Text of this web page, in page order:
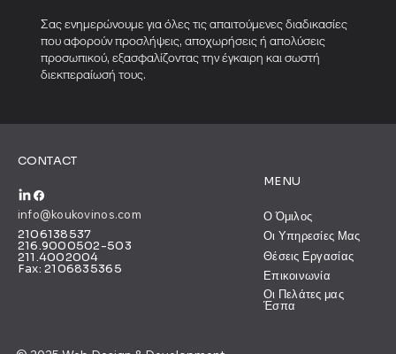
Σας ενημερώνουμε για όλες τις απαιτούμενες διαδικασίες
που αφορούν προσλήψεις, αποχωρήσεις ή απολύσεις
προσωπικού, εξασφαλίζοντας την έγκαιρη και σωστή
διεκπεραίωσή τους.
CONTACT
info@koukovinos.com
2106138537
216.9000502-503
211.4002004
Fax: 2106835365
MENU
Ο Όμιλος
Οι Υπηρεσίες Μας
Θέσεις Εργασίας
Επικοινωνία
Οι Πελάτες μας
Έσπα